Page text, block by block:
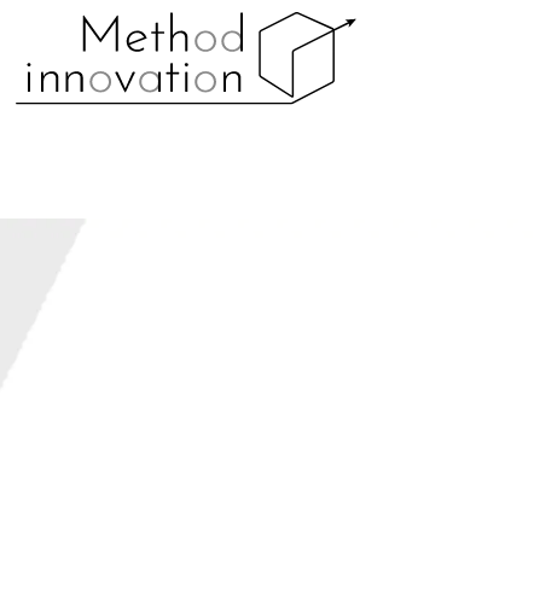
Warning : Undefined array key 0 in
/home/
content/themes/theme/functions/blade/